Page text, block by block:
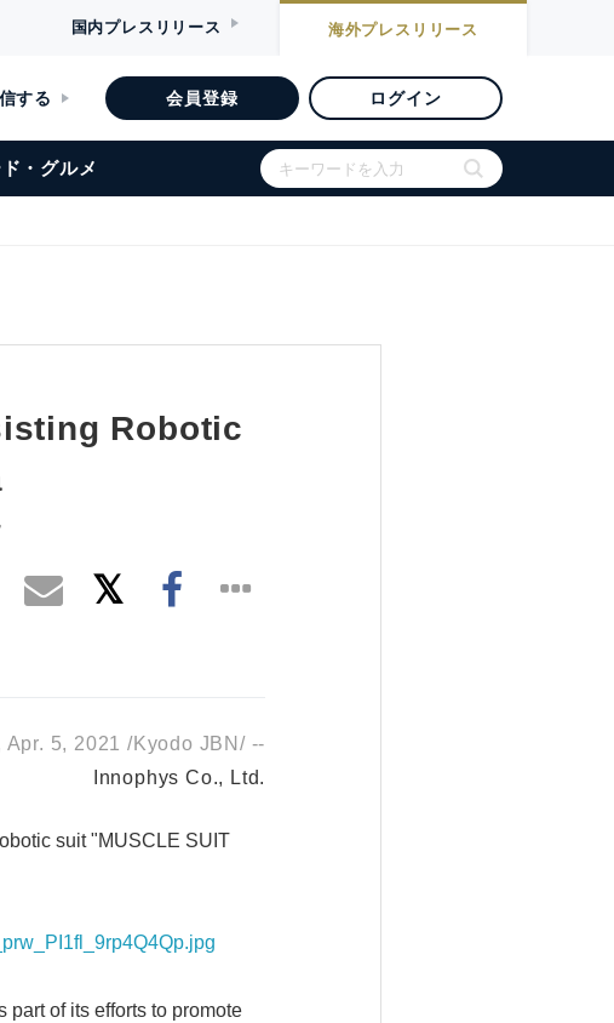
国内プレスリリース 海外プレスリリース
する 会員登録 ログイン
・グルメ
Robotic
Apr. 5, 2021 /Kyodo JBN/ --
Innophys Co., Ltd.
suit "MUSCLE SUIT
of its efforts to promote